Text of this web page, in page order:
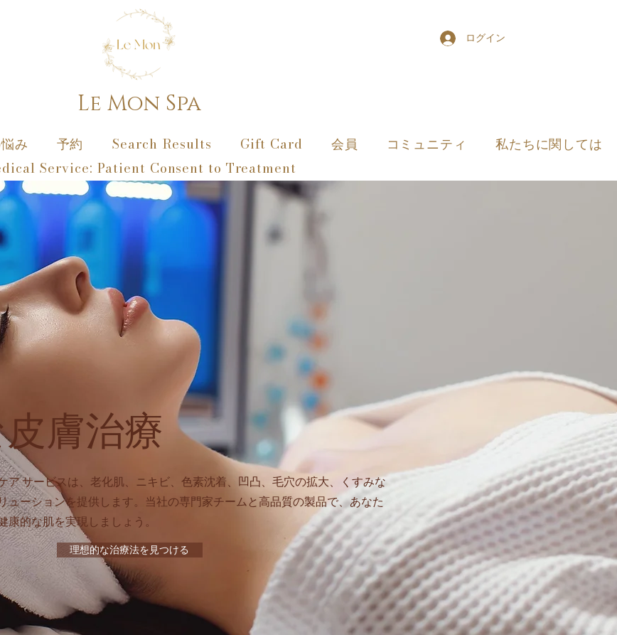
ログイン
Le Mon Spa
み 予約 Search Results Gift Card 会員 コミュニティ
私たちに関しては
Service: Patient Consent to Treatment
膚治療
ア サービスは、老化肌、ニキビ、色素沈着、凹凸、毛穴の拡大、くすみな
ューションを提供します。当社の専門家チームと高品質の製品で、あなた
康的な肌を実現しましょう。
理想的な治療法を見つける